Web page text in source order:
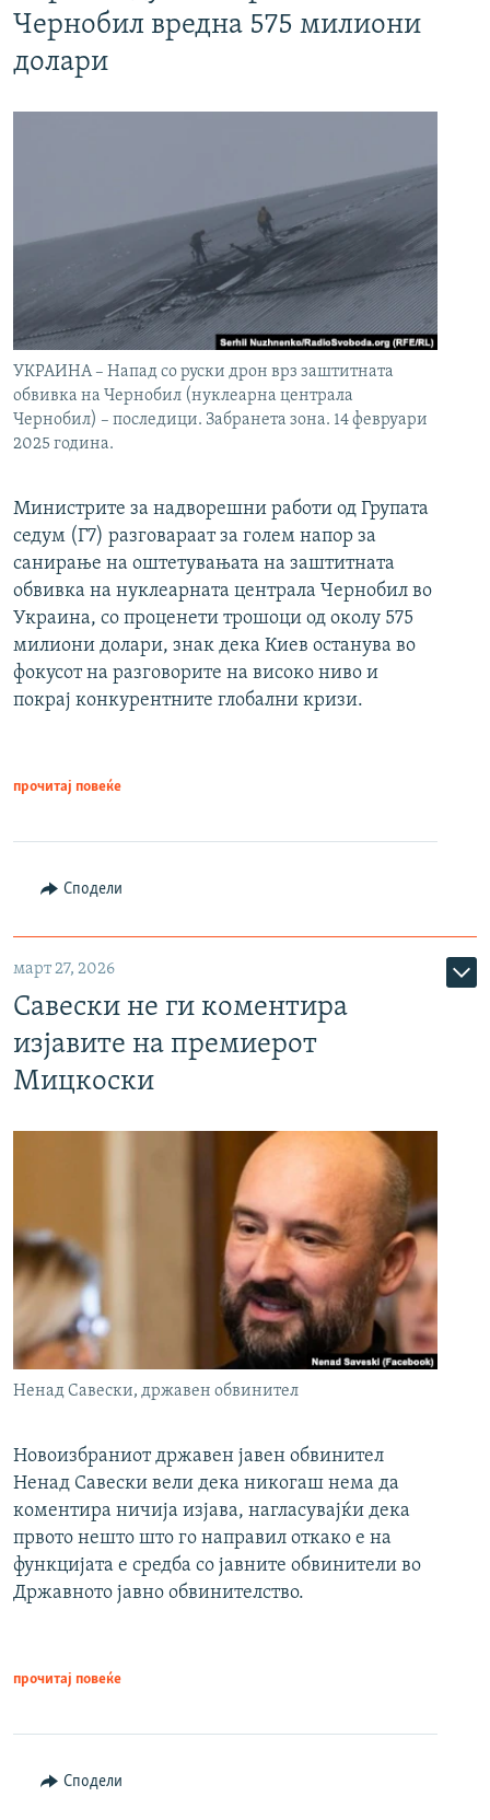
Чернобил вредна 575 милиони
долари
УКРАИНА – Напад со руски дрон врз заштитната
обвивка на Чернобил (нуклеарна централа
Чернобил) – последици. Забранета зона. 14 февруари
2025 година.
Министрите за надворешни работи од Групата
седум (Г7) разговараат за голем напор за
санирање на оштетувањата на заштитната
обвивка на нуклеарната централа Чернобил во
Украина, со проценети трошоци од околу 575
милиони долари, знак дека Киев останува во
фокусот на разговорите на високо ниво и
покрај конкурентните глобални кризи.
прочитај повеќе
Сподели
март 27, 2026
Савески не ги коментира
изјавите на премиерот
Мицкоски
Ненад Савески, државен обвинител
Новоизбраниот државен јавен обвинител
Ненад Савески вели дека никогаш нема да
коментира ничија изјава, нагласувајќи дека
првото нешто што го направил откако е на
функцијата е средба со јавните обвинители во
Државното јавно обвинителство.
прочитај повеќе
Сподели